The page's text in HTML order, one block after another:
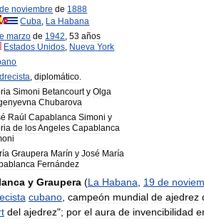
de noviembre de 1888
/
Cuba, La Habana
marzo de 1942,53 años
Estados Unidos, Nueva York
,diplomático.
Simoni Betancourt y Olga
Chubarova
Raúl Capablanca Simoni y
de losAngeles Capablanca
Graupera Marín y José María
Fernández
y Graupera (La Habana 19 de
cubano campeón mundial de ajedrez
del ajedrez"; por el aura de invencibilidad